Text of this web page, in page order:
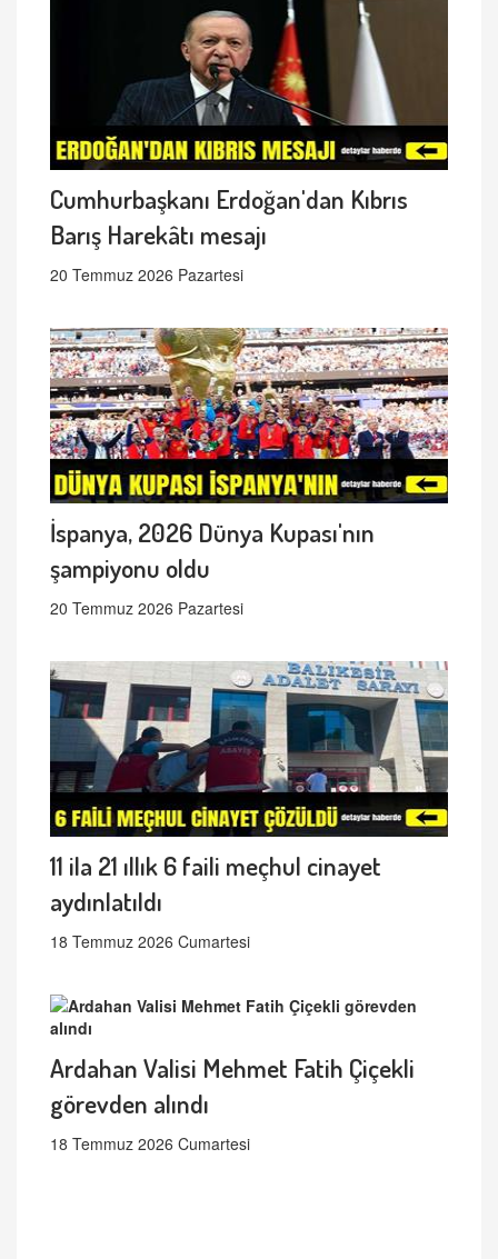
Cumhurbaşkanı Erdoğan'dan Kıbrıs
Barış Harekâtı mesajı
20 Temmuz 2026 Pazartesi
İspanya, 2026 Dünya Kupası'nın
şampiyonu oldu
20 Temmuz 2026 Pazartesi
11 ila 21 ıllık 6 faili meçhul cinayet
aydınlatıldı
18 Temmuz 2026 Cumartesi
Ardahan Valisi Mehmet Fatih Çiçekli
görevden alındı
18 Temmuz 2026 Cumartesi